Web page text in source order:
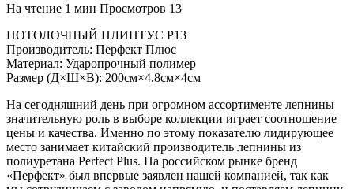
На чтение 1 мин Просмотров 13
ПОТОЛОЧНЫЙ ПЛИНТУС P13
Производитель: Перфект Плюс
Материал: Ударопрочный полимер
Размер (Д×Ш×В): 200см×4.8см×4см
На сегодняшний день при огромном ассортименте лепнины
значительную роль в выборе коллекции играет соотношение
цены и качества. Именно по этому показателю лидирующее
место занимает китайский производитель лепнины из
полиуретана Perfect Plus. На российском рынке бренд
«Перфект» был впервые заявлен нашей компанией, так как